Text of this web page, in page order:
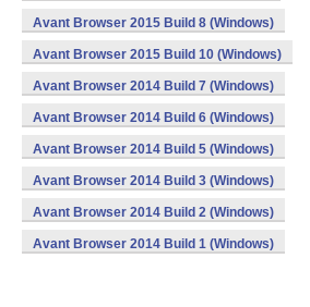
Avant Browser 2015 Build 8 (Windows)
Avant Browser 2015 Build 10 (Windows)
Avant Browser 2014 Build 7 (Windows)
Avant Browser 2014 Build 6 (Windows)
Avant Browser 2014 Build 5 (Windows)
Avant Browser 2014 Build 3 (Windows)
Avant Browser 2014 Build 2 (Windows)
Avant Browser 2014 Build 1 (Windows)